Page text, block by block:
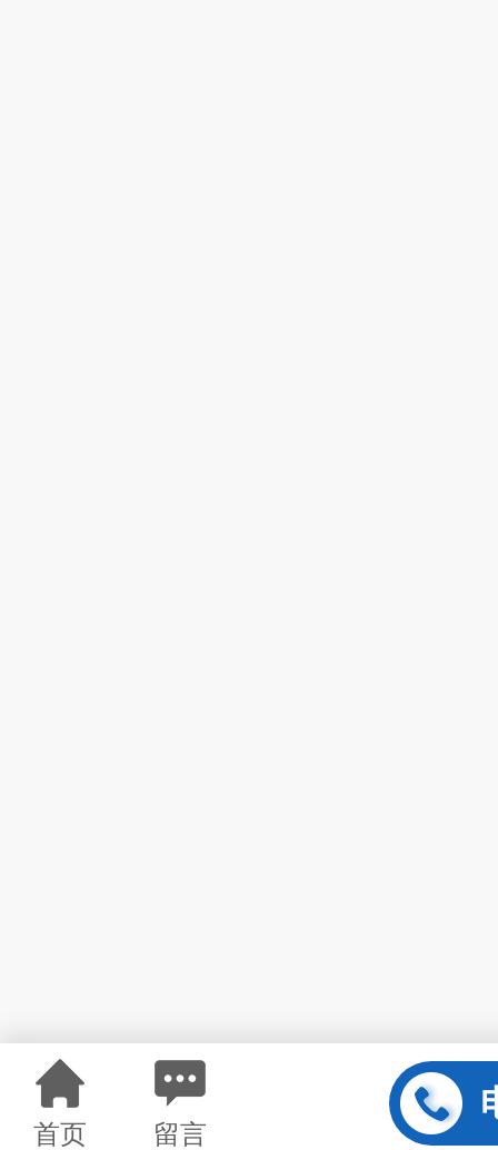
首页 留言